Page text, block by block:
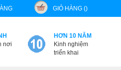
GIỎ HÀNG ()
nơi
HƠN 10 NĂM
Kinh nghiệm
triển khai